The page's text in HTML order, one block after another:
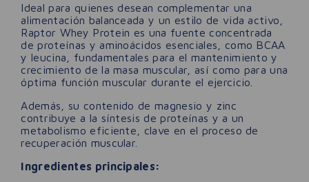
Ideal para quienes desean complementar una
alimentación balanceada y un estilo de vida activo,
Raptor Whey Protein es una fuente concentrada
de proteínas y aminoácidos esenciales, como BCAA
y leucina, fundamentales para el mantenimiento y
crecimiento de la masa muscular, así como para una
óptima función muscular durante el ejercicio.
Además, su contenido de magnesio y zinc
contribuye a la síntesis de proteínas y a un
metabolismo eficiente, clave en el proceso de
recuperación muscular.
Ingredientes principales: